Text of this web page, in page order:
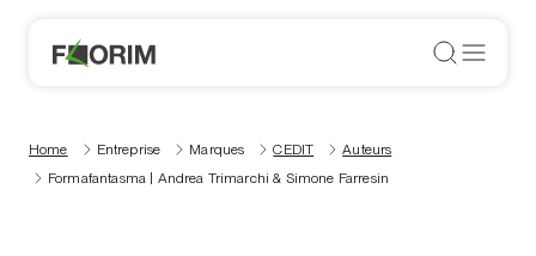
Home Entreprise Marques CEDIT
Auteurs
Formafantasma | Andrea Trimarchi & Simone Farresin